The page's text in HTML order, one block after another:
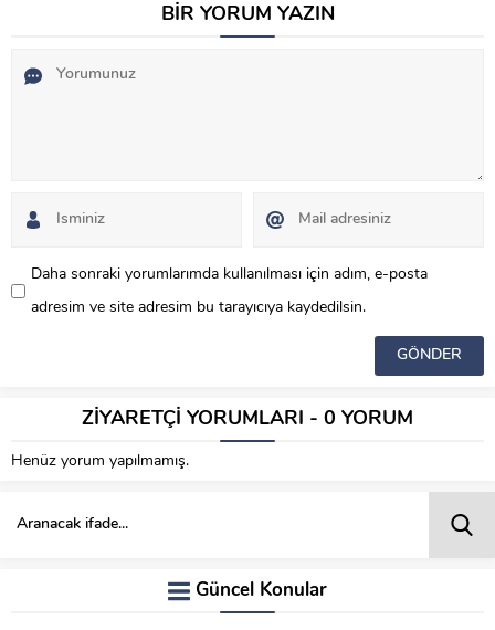
BİR YORUM YAZIN
Daha sonraki yorumlarımda kullanılması için adım, e-posta
adresim ve site adresim bu tarayıcıya kaydedilsin.
ZİYARETÇİ YORUMLARI - 0 YORUM
Henüz yorum yapılmamış.
Güncel Konular